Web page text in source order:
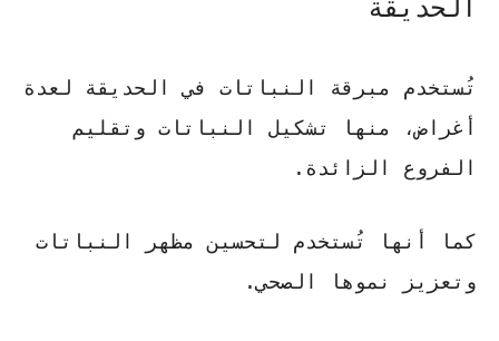
الحديقة
تُستخدم مبرقة النباتات في الحديقة لعدة
أغراض، منها تشكيل النباتات وتقليم
الفروع الزائدة.
كما أنها تُستخدم لتحسين مظهر النباتات
وتعزيز نموها الصحي.